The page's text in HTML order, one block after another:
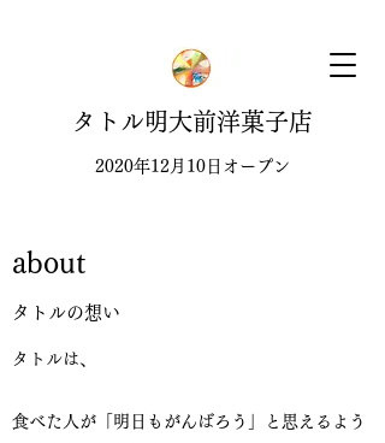
タトル明大前洋菓子店
2020年12月10日オープン
about
​タトルの想い
タトルは、
食べた人が「明日もがんばろう」と思えるよう